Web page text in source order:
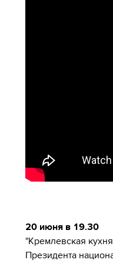
20 июня в 19.30
"Кремлевская
Президента